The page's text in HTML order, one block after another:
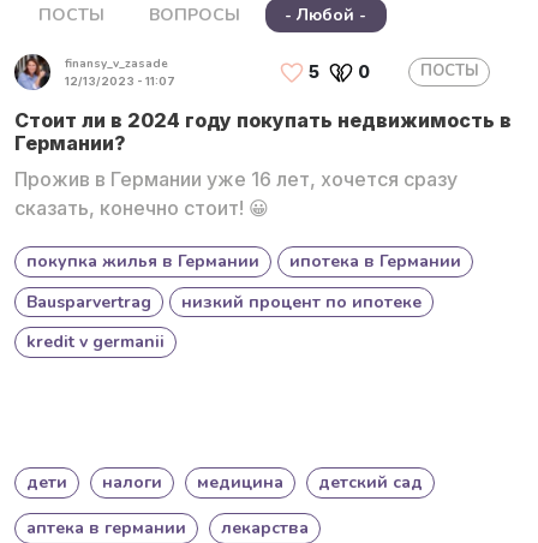
ПОСТЫ ВОПРОСЫ - Любой -
finansy_v_zasade
12/13/2023 - 11:07 5 0 ПОСТЫ
Стоит ли в 2024 году покупать недвижимость в
Германии?
Прожив в Германии уже 16 лет, хочется сразу
сказать, конечно стоит! 😀
покупка жилья в Германии
ипотека в Германии
Bausparvertrag
низкий процент по ипотеке
kredit v germanii
дети налоги медицина
детский сад
аптека в германии
лекарства